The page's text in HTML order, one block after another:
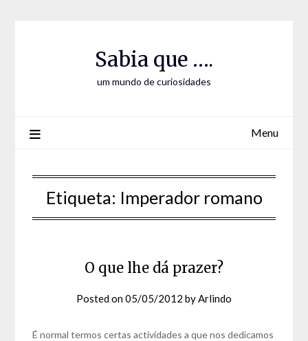
Sabia que ….
um mundo de curiosidades
Menu
Etiqueta: Imperador romano
O que lhe dá prazer?
Posted on05/05/2012 byArlindo
É normal termos certas actividades a que nos dedicamos